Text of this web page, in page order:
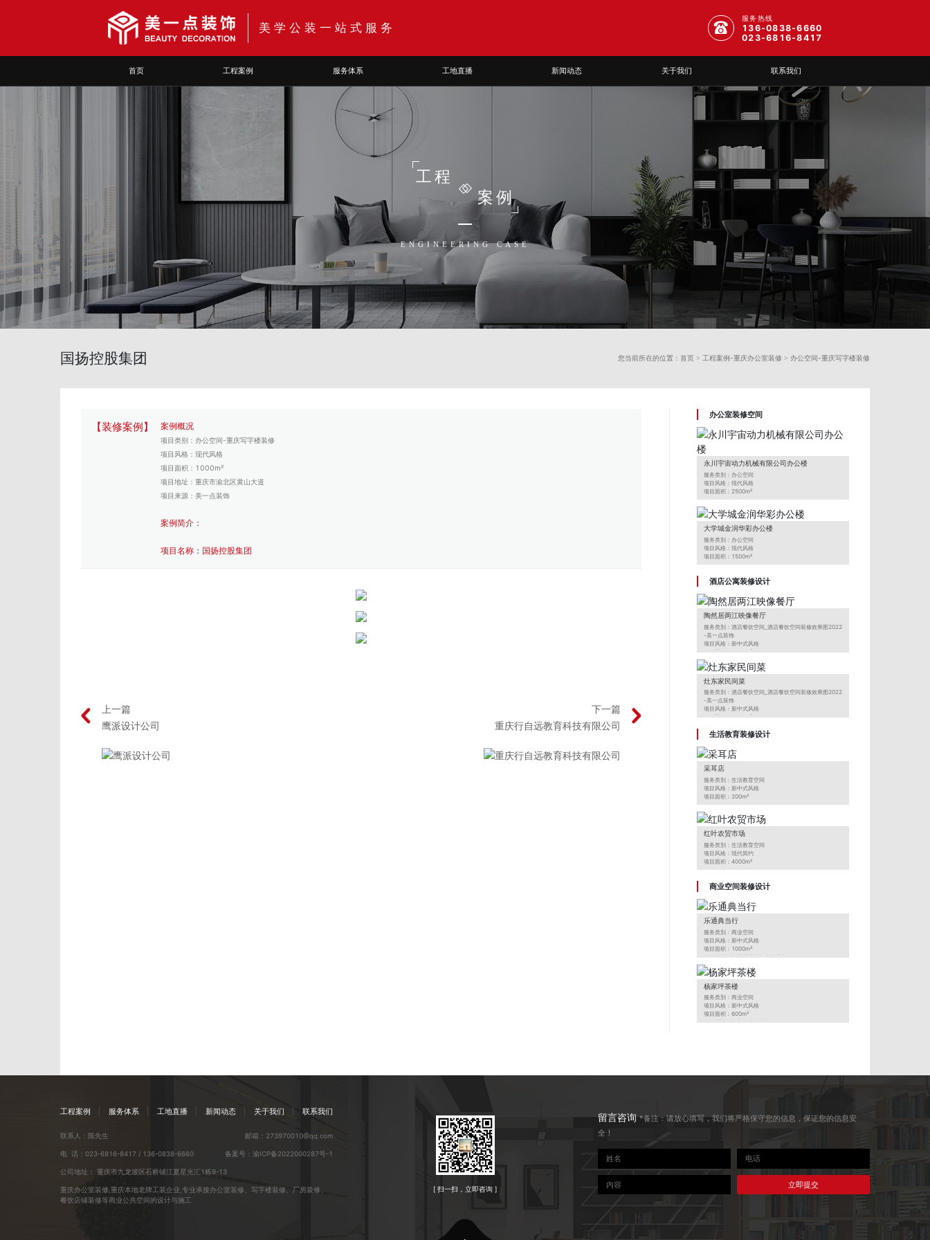
美学公装一站式服务
服务热线
136-0838-6660
023-6816-8417
首页 工程案例 服务体系 工地直播 新闻动态 关于我们 联系我们
工程
案例
ENGINEERING CASE
国扬控股集团 您当前所在的位置： 首页 > 工程案例-重庆办公室装修 > 办公空间-重庆写字楼装修
办公室装修空间
永川宇宙动力机械有限公司办公楼
服务类別：办公空间
项目风格：现代风格
项目面积：2500m²
项目地址：重庆永川区
项目来源：美一点装饰
大学城金润华彩办公楼
服务类別：办公空间
项目风格：现代风格
项目面积：1500m²
项目地址：重庆大学城
酒店公寓装修设计
陶然居两江映像餐厅
服务类別：酒店餐饮空间_酒店餐饮空间装修效果图2022
-美一点装饰
项目风格：新中式风格
项目面积：2000m²
项目地址：江北嘴三洞桥商业街
项目来源：美一点装饰
灶东家民间菜
服务类別：酒店餐饮空间_酒店餐饮空间装修效果图2022
-美一点装饰
项目风格：新中式风格
项目面积：1000m²
项目来源：美一点装饰
生活教育装修设计
采耳店
服务类別：生活教育空间
项目风格：新中式风格
项目面积：200m²
项目地址：沙坪坝龙湖光年
项目来源：美一点装饰
红叶农贸市场
服务类別：生活教育空间
项目风格：现代简约
项目面积：4000m²
项目地址：新牌坊
商业空间装修设计
乐通典当行
服务类別：商业空间
项目风格：新中式风格
项目面积：1000m²
项目地址：江北嘴紫御江山商业街
项目来源：美一点装饰
杨家坪茶楼
服务类別：商业空间
项目风格：新中式风格
项目面积：600m²
项目地址：杨家坪步行街
【装修案例】 案例概况
项目类别：办公空间-重庆写字楼装修
项目风格：现代风格
项目面积：1000m²
项目地址：重庆市渝北区黄山大道
项目来源：美一点装饰
案例简介：
项目名称：国扬控股集团
上一篇
鹰派设计公司
下一篇
重庆行自远教育科技有限公司
工程案例 服务体系 工地直播 新闻动态 关于我们 联系我们
联系人：陈先生 邮箱：273970010@qq.com
电 话：023-6816-8417 / 136-0838-6660 备案号： 渝ICP备2022000287号-1
公司地址： 重庆市九龙坡区石桥铺江夏星光汇1栋9-13
重庆办公室装修,重庆本地老牌工装企业,专业承接办公室装修、写字楼装修、厂房装修、
餐饮店铺装修等商业公共空间的设计与施工
[ 扫一扫，立即咨询 ]
留言咨询 *备注：请放心填写，我们将严格保守您的信息，保证您的信息安
全！